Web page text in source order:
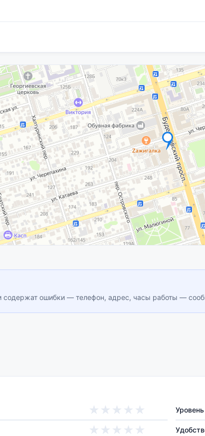
содержат ошибки — телефон, адрес, часы работы —
★
★
★
★
★
★
★
★
★
★